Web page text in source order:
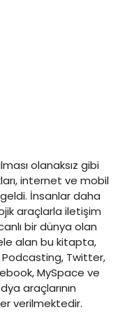
olanaksız gibi
internet ve mobil
İnsanlar daha
araçlarla iletişim
bir dünya olan
alan bu kitapta,
Podcasting, Twitter,
MySpace ve
araçlarının
verilmektedir.